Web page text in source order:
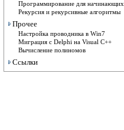
Программирование для начинающих
Рекурсия и рекурсивные алгоритмы
Прочее
Настройка проводника в Win7
Миграция с Delphi на Visual C++
Вычисление полиномов
Ссылки